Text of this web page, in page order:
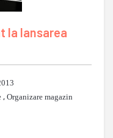
la lansarea
, Organizare magazin